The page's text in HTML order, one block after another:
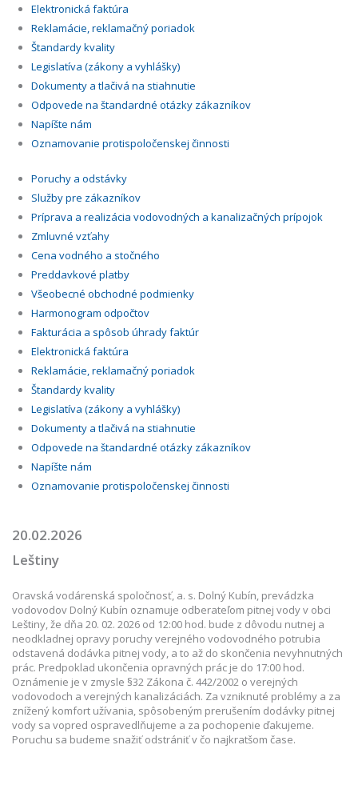
Elektronická faktúra
Reklamácie, reklamačný poriadok
Štandardy kvality
Legislatíva (zákony a vyhlášky)
Dokumenty a tlačivá na stiahnutie
Odpovede na štandardné otázky zákazníkov
Napíšte nám
Oznamovanie protispoločenskej činnosti
Poruchy a odstávky
Služby pre zákazníkov
Príprava a realizácia vodovodných a kanalizačných prípojok
Zmluvné vzťahy
Cena vodného a stočného
Preddavkové platby
Všeobecné obchodné podmienky
Harmonogram odpočtov
Fakturácia a spôsob úhrady faktúr
Elektronická faktúra
Reklamácie, reklamačný poriadok
Štandardy kvality
Legislatíva (zákony a vyhlášky)
Dokumenty a tlačivá na stiahnutie
Odpovede na štandardné otázky zákazníkov
Napíšte nám
Oznamovanie protispoločenskej činnosti
20.02.2026
Leštiny
Oravská vodárenská spoločnosť, a. s. Dolný Kubín, prevádzka
vodovodov Dolný Kubín oznamuje odberateľom pitnej vody v obci
Leštiny, že dňa 20. 02. 2026 od 12:00 hod. bude z dôvodu nutnej a
neodkladnej opravy poruchy verejného vodovodného potrubia
odstavená dodávka pitnej vody, a to až do skončenia nevyhnutných
prác. Predpoklad ukončenia opravných prác je do 17:00 hod.
Oznámenie je v zmysle §32 Zákona č. 442/2002 o verejných
vodovodoch a verejných kanalizáciách. Za vzniknuté problémy a za
znížený komfort užívania, spôsobeným prerušením dodávky pitnej
vody sa vopred ospravedlňujeme a za pochopenie ďakujeme.
Poruchu sa budeme snažiť odstrániť v čo najkratšom čase.